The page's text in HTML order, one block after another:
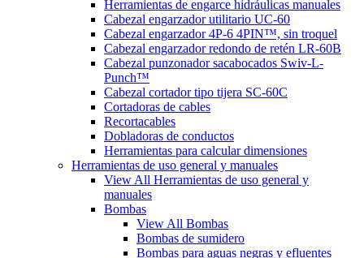
Herramientas de engarce hidráulicas manuales
Cabezal engarzador utilitario UC-60
Cabezal engarzador 4P-6 4PIN™, sin troquel
Cabezal engarzador redondo de retén LR-60B
Cabezal punzonador sacabocados Swiv-L-
Punch™
Cabezal cortador tipo tijera SC-60C
Cortadoras de cables
Recortacables
Dobladoras de conductos
Herramientas para calcular dimensiones
Herramientas de uso general y manuales
View All Herramientas de uso general y
manuales
Bombas
View All Bombas
Bombas de sumidero
Bombas para aguas negras y efluentes